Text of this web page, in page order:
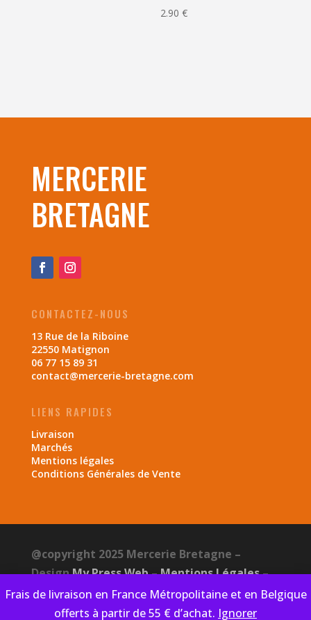
Frais de livraison en France Métropolitaine et en Belgique
offerts à partir de 55 € d’achat. Ignorer
2.90€
MERCERIE
BRETAGNE
CONTACTEZ-NOUS
13 Rue de la Riboine
22550 Matignon
06 77 15 89 31
contact@mercerie-bretagne.com
LIENS RAPIDES
Livraison
Marchés
Mentions légales
Conditions Générales de Vente
@copyright 2025 Mercerie Bretagne –
DesignMy Press Web–Mentions Légales–
CGV–Politique de confidentialité